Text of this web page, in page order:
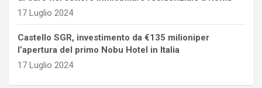
17 Luglio 2024
Castello SGR, investimento da €135 milioniper
l’apertura del primo Nobu Hotel in Italia
17 Luglio 2024